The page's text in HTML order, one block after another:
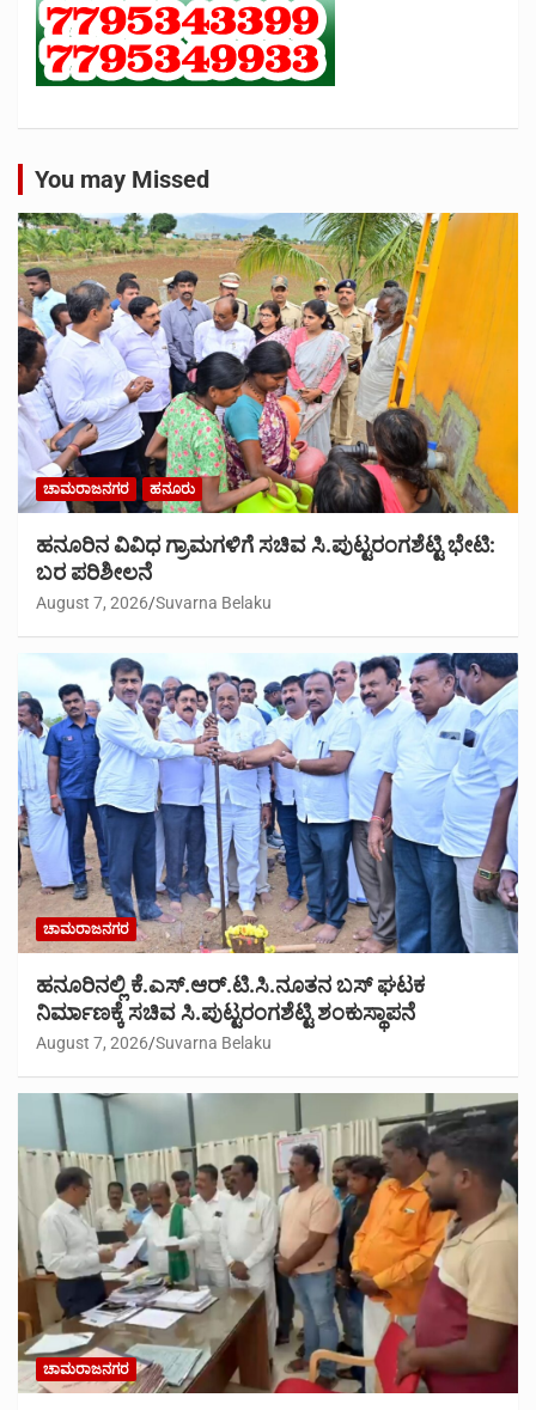
You may Missed
ಚಾಮರಾಜನಗರ ಹನೂರು
ಹನೂರಿನ ವಿವಿಧ ಗ್ರಾಮಗಳಿಗೆ ಸಚಿವ ಸಿ.ಪುಟ್ಟರಂಗಶೆಟ್ಟಿ ಭೇಟಿ:
ಬರ ಪರಿಶೀಲನೆ
August 7, 2026 Suvarna Belaku
ಚಾಮರಾಜನಗರ
ಹನೂರಿನಲ್ಲಿ ಕೆ.ಎಸ್.ಆರ್.ಟಿ.ಸಿ.ನೂತನ ಬಸ್ ಘಟಕ
ನಿರ್ಮಾಣಕ್ಕೆ ಸಚಿವ ಸಿ.ಪುಟ್ಟರಂಗಶೆಟ್ಟಿ ಶಂಕುಸ್ಥಾಪನೆ
August 7, 2026 Suvarna Belaku
ಚಾಮರಾಜನಗರ